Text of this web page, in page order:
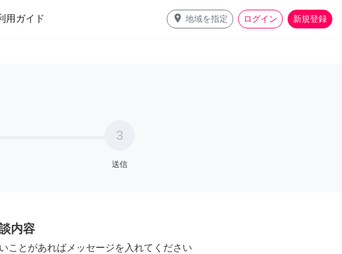
用ガイド place 地域を指定 ログイン 新規登録
料理
3
送信
内容
ことがあればメッセージを入れてください